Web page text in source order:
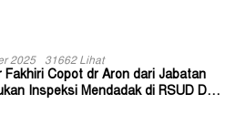
2025 31662 Lihat
Fakhiri Copot dr Aron dari Jabatan
Inspeksi Mendadak di RSUD Dok